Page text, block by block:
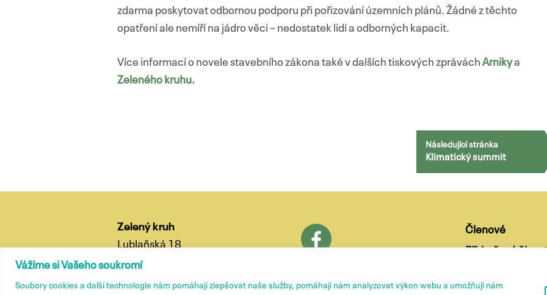
Vážíme si Vašeho soukromí
Soubory cookies a další technologie nám pomáhají zlepšovat naše služby, pomáhají nám analyzovat výkon webu a umožňují nám
zdarma poskytovat odbornou podporu při pořizování územních plánů. Žádné z těchto
opatření ale nemíří na jádro věci – nedostatek lidí a odborných kapacit.
Více informací o novele stavebního zákona také v dalších tiskových zprávách Arnikya
Zeleného kruhu.
pro
příspěvky
Následující stránka
Klimatický summit
Zelený kruh
Lublaňská 18
120 00 Praha 2
tel.: (+420) 799 572 435
Členové